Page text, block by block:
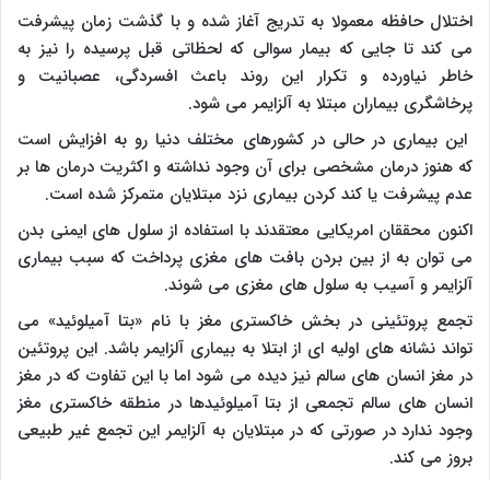
اختلال حافظه معمولا به تدریج آغاز شده و با گذشت زمان پیشرفت
می کند تا جایی که بیمار سوالی که لحظاتی قبل پرسیده را نیز به
خاطر نیاورده و تکرار این روند باعث افسردگی، عصبانیت و
پرخاشگری بیماران مبتلا به آلزایمر می شود.
این بیماری در حالی در کشورهای مختلف دنیا رو به افزایش است
که هنوز درمان مشخصی برای آن وجود نداشته و اکثریت درمان ها بر
عدم پیشرفت یا کند کردن بیماری نزد مبتلایان متمرکز شده است.
اکنون محققان امریکایی معتقدند با استفاده از سلول های ایمنی بدن
می توان به از بین بردن بافت های مغزی پرداخت که سبب بیماری
آلزایمر و آسیب به سلول های مغزی می شوند.
تجمع پروتئینی در بخش خاکستری مغز با نام «بتا آمیلوئید» می
تواند نشانه های اولیه ای از ابتلا به بیماری آلزایمر باشد. این پروتئین
در مغز انسان های سالم نیز دیده می شود اما با این تفاوت که در مغز
انسان های سالم تجمعی از بتا آمیلوئیدها در منطقه خاکستری مغز
وجود ندارد در صورتی که در مبتلایان به آلزایمر این تجمع غیر طبیعی
بروز می کند.